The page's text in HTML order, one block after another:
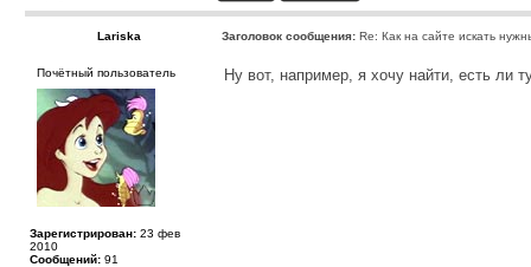
Lariska Заголовок сообщения: Re: Как на сайте искать
Почётный пользователь
Зарегистрирован: 23 фев
2010
Сообщений: 91
Ну вот, например, я хочу найти, есть ли